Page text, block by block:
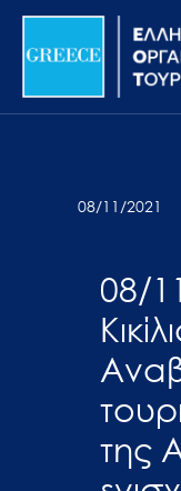
Σημείωση:
ιστότοπος
προσβασιμότητας.
Μετάβαση
περιεχόμενο
08/11/2021
08/
της